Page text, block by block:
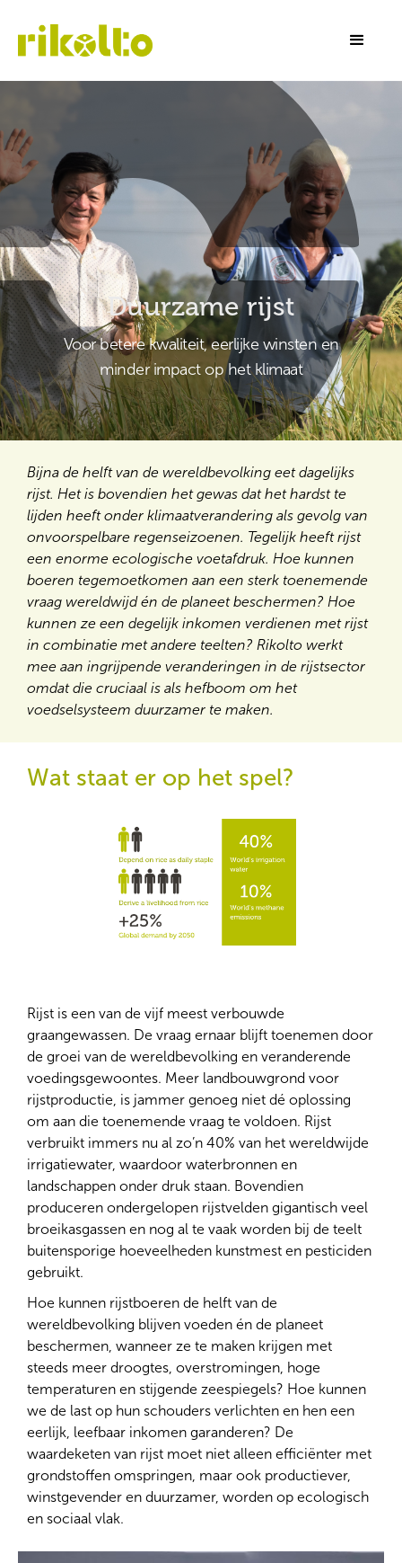
Duurzame rijst
Voor betere kwaliteit, eerlijke winsten en
minder impact op het klimaat
Bijna de helft van de wereldbevolking eet dagelijks
rijst. Het is bovendien het gewas dat het hardst te
lijden heeft onder klimaatverandering als gevolg van
onvoorspelbare regenseizoenen. Tegelijk heeft rijst
een enorme ecologische voetafdruk. Hoe kunnen
boeren tegemoetkomen aan een sterk toenemende
vraag wereldwijd én de planeet beschermen? Hoe
kunnen ze een degelijk inkomen verdienen met rijst
in combinatie met andere teelten? Rikolto werkt
mee aan ingrijpende veranderingen in de rijstsector
omdat die cruciaal is als hefboom om het
voedselsysteem duurzamer te maken.
Wat staat er op het spel?
Rijst is een van de vijf meest verbouwde
graangewassen. De vraag ernaar blijft toenemen door
de groei van de wereldbevolking en veranderende
voedingsgewoontes. Meer landbouwgrond voor
rijstproductie, is jammer genoeg niet dé oplossing
om aan die toenemende vraag te voldoen. Rijst
verbruikt immers nu al zo’n 40% van het wereldwijde
irrigatiewater, waardoor waterbronnen en
landschappen onder druk staan. Bovendien
produceren ondergelopen rijstvelden gigantisch veel
broeikasgassen en nog al te vaak worden bij de teelt
buitensporige hoeveelheden kunstmest en pesticiden
gebruikt.
Hoe kunnen rijstboeren de helft van de
wereldbevolking blijven voeden én de planeet
beschermen, wanneer ze te maken krijgen met
steeds meer droogtes, overstromingen, hoge
temperaturen en stijgende zeespiegels? Hoe kunnen
we de last op hun schouders verlichten en hen een
eerlijk, leefbaar inkomen garanderen? De
waardeketen van rijst moet niet alleen efficiënter met
grondstoffen omspringen, maar ook productiever,
winstgevender en duurzamer, worden op ecologisch
en sociaal vlak.